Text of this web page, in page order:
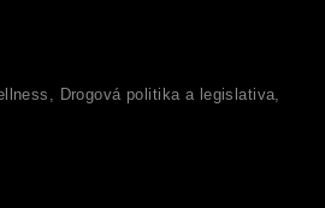
Drogová politika a legislativa,